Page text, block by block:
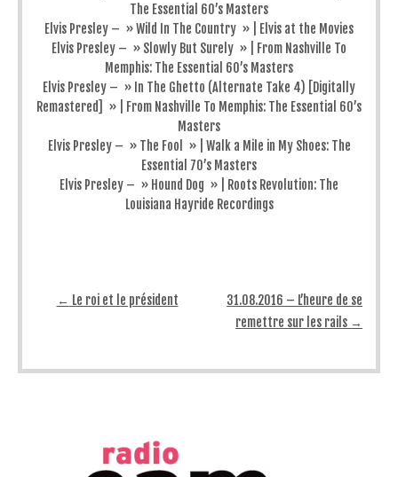
The Essential 60’s Masters
Elvis Presley – » Wild In The Country » | Elvis at the Movies
Elvis Presley – » Slowly But Surely » | From Nashville To
Memphis: The Essential 60’s Masters
Elvis Presley – » In The Ghetto (Alternate Take 4) [Digitally
Remastered] » | From Nashville To Memphis: The Essential 60’s
Masters
Elvis Presley – » The Fool » | Walk a Mile in My Shoes: The
Essential 70’s Masters
Elvis Presley – » Hound Dog » | Roots Revolution: The
Louisiana Hayride Recordings
Post navigation
← Le roi et le président
31.08.2016 – L’heure de se
remettre sur les rails →